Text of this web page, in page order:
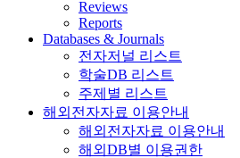
Reviews
Reports
Databases & Journals
전자저널 리스트
학술DB 리스트
주제별 리스트
해외전자자료 이용안내
해외전자자료 이용안내
해외DB별 이용권한